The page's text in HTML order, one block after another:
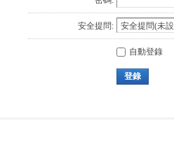
安全提問:
自動登錄
登錄